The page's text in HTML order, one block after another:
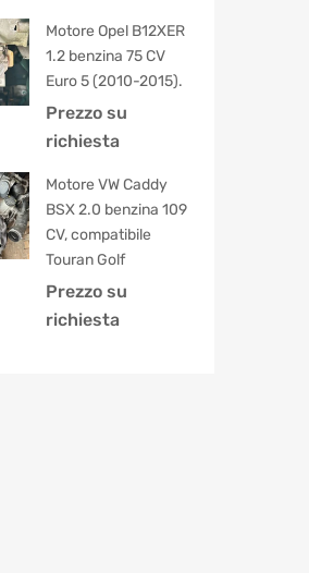
Motore Opel B12XER
1.2 benzina 75 CV
Euro 5 (2010-2015).
Prezzo su
richiesta
Motore VW Caddy
BSX 2.0 benzina 109
CV, compatibile
Touran Golf
Prezzo su
richiesta